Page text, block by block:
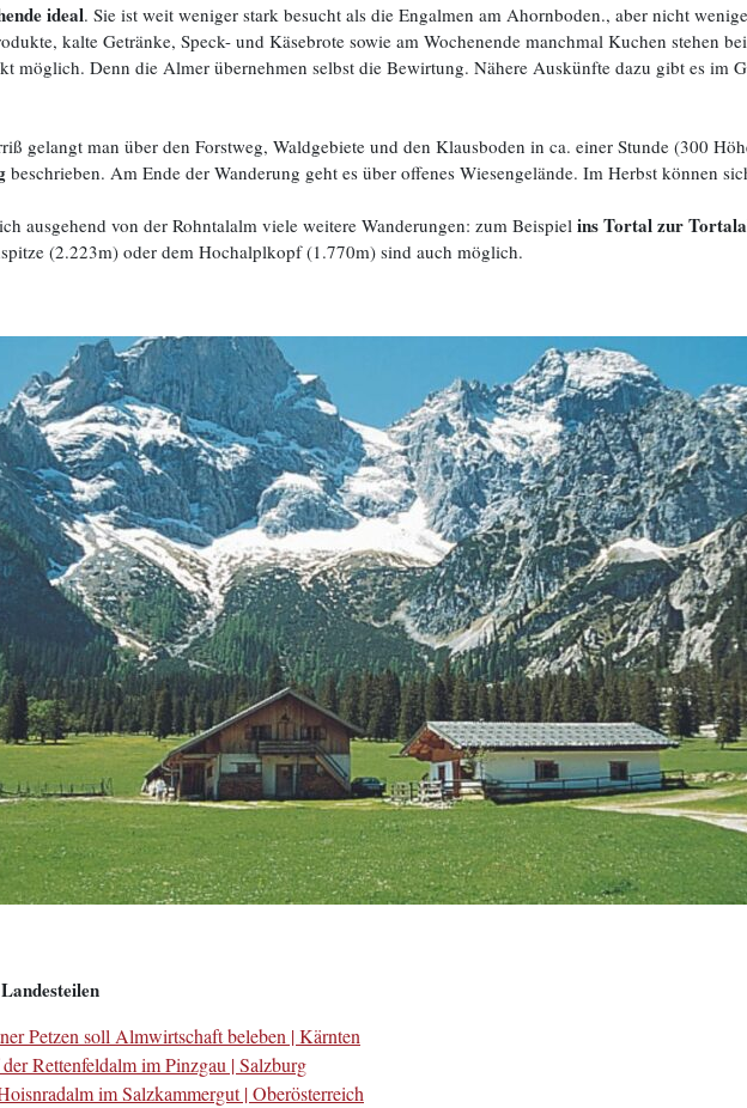
ideal. Sie ist weit weniger stark besucht als die Engalmen am Ahornboden., aber nicht
kalte Getränke, Speck- und Käsebrote sowie am Wochenende manchmal Kuchen stehen
möglich. Denn die Almer übernehmen selbst die Bewirtung. Nähere Auskünfte dazu gibt es im
gelangt man über den Forstweg, Waldgebiete und den Klausboden in ca. einer Stunde (300
beschrieben. Am Ende der Wanderung geht es über offenes Wiesengelände. Im Herbst können
ausgehend von der Rohntalalm viele weitere Wanderungen: zum Beispiel ins Tortal zur
(2.223m) oder dem Hochalplkopf (1.770m) sind auch möglich.
Petzen soll Almwirtschaft beleben | Kärnten
Rettenfeldalm im Pinzgau | Salzburg
im Salzkammergut | Oberösterreich